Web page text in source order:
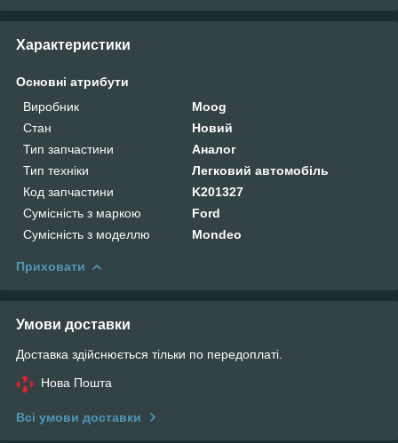
Характеристики
Основні атрибути
Виробник
Moog
Стан
Новий
Тип запчастини
Аналог
Тип техніки
Легковий автомобіль
Код запчастини
K201327
Сумісність з маркою
Ford
Сумісність з моделлю
Mondeo
Приховати
Умови доставки
Доставка здійснюється тільки по передоплаті.
Нова Пошта
Всі умови доставки